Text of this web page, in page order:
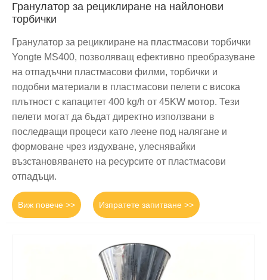
Гранулатор за рециклиране на найлонови
торбички
Гранулатор за рециклиране на пластмасови торбички
Yongte MS400, позволяващ ефективно преобразуване
на отпадъчни пластмасови филми, торбички и
подобни материали в пластмасови пелети с висока
плътност с капацитет 400 kg/h от 45KW мотор. Тези
пелети могат да бъдат директно използвани в
последващи процеси като леене под налягане и
формоване чрез издухване, улеснявайки
възстановяването на ресурсите от пластмасови
отпадъци.
Виж повече >> Изпратете запитване >>